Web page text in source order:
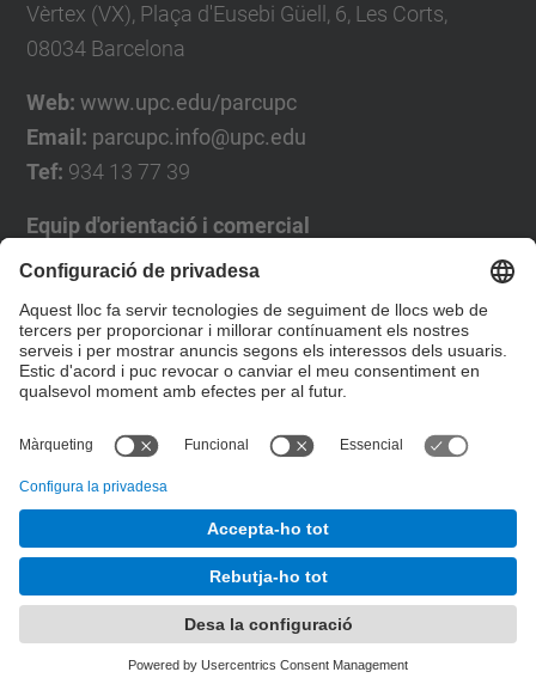
Vèrtex (VX), Plaça d'Eusebi Güell, 6, Les Corts,
08034 Barcelona
Web: www.upc.edu/parcupc
Email: parcupc.info@upc.edu
Tef: 934 13 77 39
Equip d'orientació i comercial
José Luís Grande
Tel. 93 4137194
jose.luis.grande@upc.edu
Formulari de contacte
Desenvolupat amb